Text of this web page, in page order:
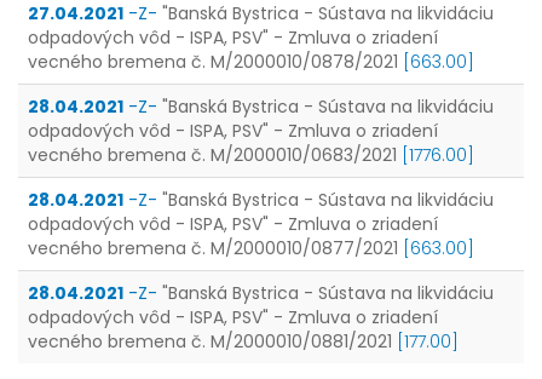
27.04.2021 -Z- "Banská Bystrica - Sústava na likvidáciu
odpadových vôd - ISPA, PSV" - Zmluva o zriadení
vecného bremena č. M/2000010/0878/2021 [663.00]
28.04.2021 -Z- "Banská Bystrica - Sústava na likvidáciu
odpadových vôd - ISPA, PSV" - Zmluva o zriadení
vecného bremena č. M/2000010/0683/2021 [1776.00]
28.04.2021 -Z- "Banská Bystrica - Sústava na likvidáciu
odpadových vôd - ISPA, PSV" - Zmluva o zriadení
vecného bremena č. M/2000010/0877/2021 [663.00]
28.04.2021 -Z- "Banská Bystrica - Sústava na likvidáciu
odpadových vôd - ISPA, PSV" - Zmluva o zriadení
vecného bremena č. M/2000010/0881/2021 [177.00]